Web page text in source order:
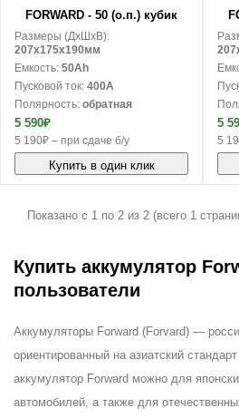
FORWARD - 50 (о.п.) кубик
Размеры (ДxШxВ):
207x175x190мм
Емкость: 50Ah
Пусковой ток: 400A
Полярность: обратная
5 590₽
5 190₽ – при сдаче б/у
Купить в один клик
5
5
Показано с 1 по 2 из 2 (всего 1
Купить аккумулятор
пользователи
Аккумуляторы Forward (Forvard) —
ориентированный на азиатский
аккумулятор Forward можно для
автомобилей, а также для